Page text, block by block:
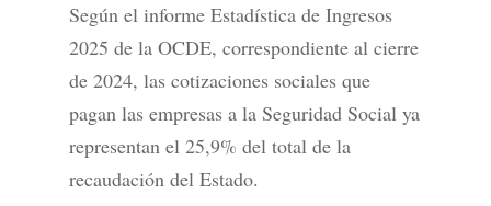
Según el informe Estadística de Ingresos
2025 de la OCDE, correspondiente al cierre
de 2024, las cotizaciones sociales que
pagan las empresas a la Seguridad Social ya
representan el 25,9% del total de la
recaudación del Estado.